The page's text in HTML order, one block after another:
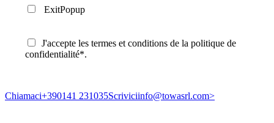
ExitPopup
J'accepte les termes et conditions de la politique de
confidentialité*.
Chiamaci+390141 231035Scriviciinfo@towasrl.com>